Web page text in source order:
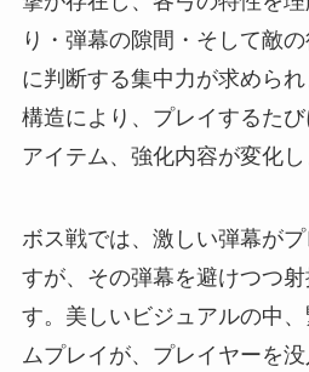
り・弾幕の隙間・そして敵
に判断する集中力が求めら
構造により、プレイするた
アイテム、強化内容が変化し
ボス戦では、激しい弾幕が
すが、その弾幕を避けつつ
す。美しいビジュアルの中
ムプレイが、プレイヤーを没